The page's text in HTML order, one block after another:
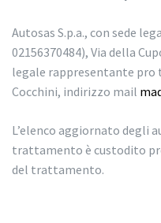
Autosas S.p.a., con sede
02156370484), Via della
legale rappresentante pro
Cocchini, indirizzo mail
L’elenco aggiornato degli
trattamento è custodito
del trattamento.